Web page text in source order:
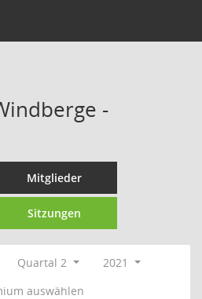
-
Mitglieder
Sitzungen
Quartal 2
2021
auswählen